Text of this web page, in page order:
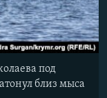
под
близ мыса